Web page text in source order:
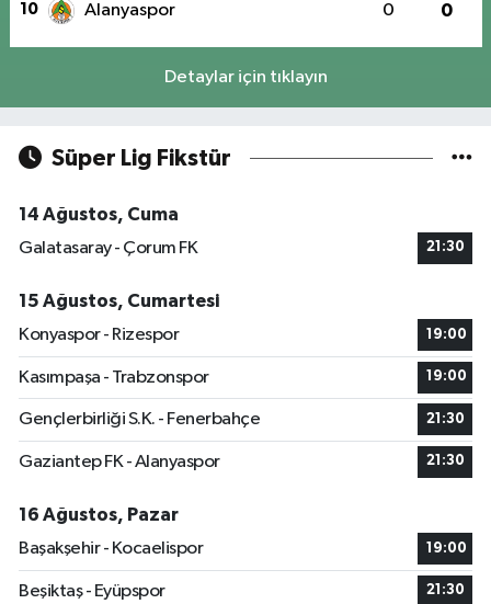
10 Alanyaspor 0 0
Detaylar için tıklayın
Süper Lig Fikstür
14 Ağustos, Cuma
Galatasaray - Çorum FK
21:30
15 Ağustos, Cumartesi
Konyaspor - Rizespor
19:00
Kasımpaşa - Trabzonspor 19:00
Gençlerbirliği S.K. - Fenerbahçe 21:30
Gaziantep FK - Alanyaspor 21:30
16 Ağustos, Pazar
Başakşehir - Kocaelispor
19:00
Beşiktaş - Eyüpspor 21:30